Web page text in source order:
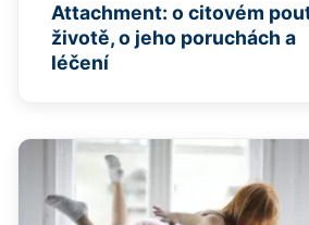
Attachment: o citovém
životě, o jeho poruchách a
léčení